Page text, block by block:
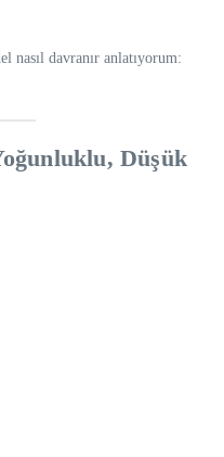
nasıl davranır anlatıyorum:
Düşük